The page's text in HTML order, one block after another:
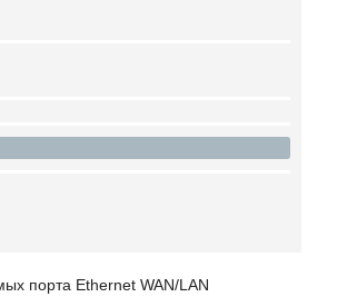
порта Ethernet WAN/LAN